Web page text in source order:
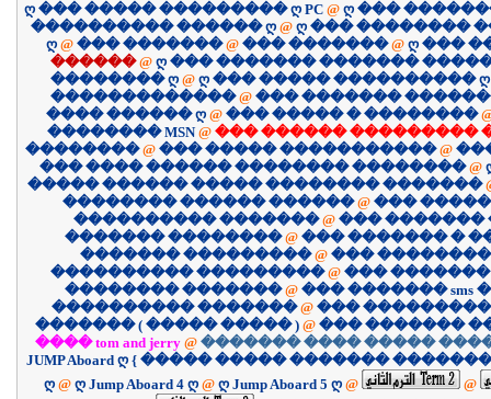
ღ ��� ����� ��������� ღ PC @ ღ ���
���������� ������ ღ @ ღ ��� ��������
ღ @ ��� ������� @ ��� ������� @ ღ ���
������ @ ღ ��� ������� �������
�������� ღ @ ღ ��� ����� ���������� ღ
������������� @ ��� �������
���� ������ ღ @ ��� ����� � ��������
�������� MSN @ ��� ������ ���������
�������� @ ��� ����� ����������� @
��� ���� ������ �������� �������� @
����� ������ ����� �������� �������
�������� ������ ������ @ ���
���������� ������� @ ��� �������
������� �������� @ ��� ������� �
������� ��������� @ ���
���������� ��������� @ ���
�������� ������� @ ��� ������� sms �
���������� ������� @ ���
������� ( ����� ����� ) @ ��� �������
���� tom and jerry @ ������� ���� �����
JUMP Aboard ღ { ����� ����� �������
ღ @ ღ Jump Aboard 4 ღ @ ღ Jump Aboard 5 ღ @
@